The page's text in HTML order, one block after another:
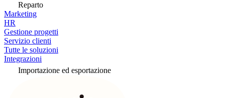
Reparto
Marketing
HR
Gestione progetti
Servizio clienti
Tutte le soluzioni
Integrazioni
Importazione ed esportazione